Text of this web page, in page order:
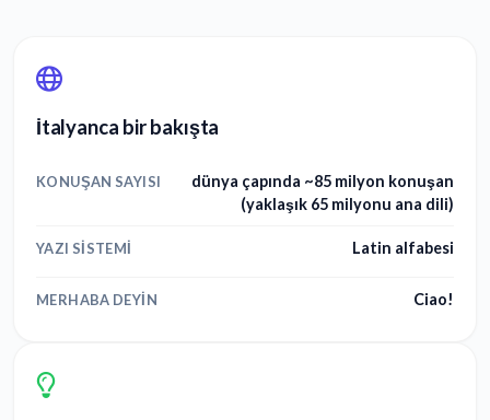
İtalyanca bir bakışta
KONUŞAN SAYISI
dünya çapında ~85 milyon konuşan
(yaklaşık 65 milyonu ana dili)
YAZI SISTEMI Latin alfabesi
MERHABA DEYIN Ciao!